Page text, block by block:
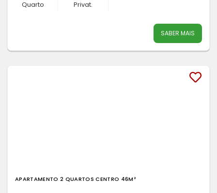
Quarto Privat.
SABER MAIS
APARTAMENTO 2 QUARTOS CENTRO 46M²